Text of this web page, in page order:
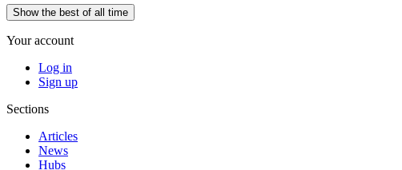
Show the best of all time
Your account
Log in
Sign up
Sections
Articles
News
Hubs